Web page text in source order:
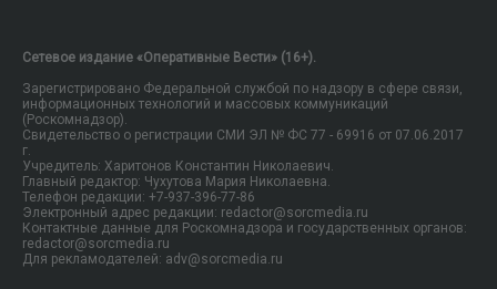
Сетевое издание «Оперативные Вести» (16+).
Зарегистрировано Федеральной службой по надзору в сфере связи,
информационных технологий и массовых коммуникаций
(Роскомнадзор).
Свидетельство о регистрации СМИ ЭЛ № ФС 77 - 69916 от 07.06.2017
г.
Учредитель: Харитонов Константин Николаевич.
Главный редактор: Чухутова Мария Николаевна.
Телефон редакции: +7-937-396-77-86
Электронный адрес редакции: redactor@sorcmedia.ru
Контактные данные для Роскомнадзора и государственных органов:
redactor@sorcmedia.ru
Для рекламодателей: adv@sorcmedia.ru